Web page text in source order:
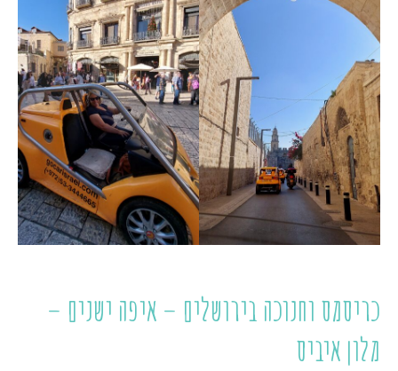
כריסמס וחנוכה בירושלים – איפה ישנים –
מלון איביס